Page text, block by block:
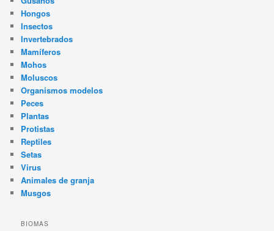
Hongos
Insectos
Invertebrados
Mamíferos
Mohos
Moluscos
Organismos modelos
Peces
Plantas
Protistas
Reptiles
Setas
Virus
Animales de granja
Musgos
BIOMAS